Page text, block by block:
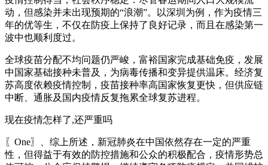
动，但感染并未出现预期的“浪潮”。以深圳为例，作为疫情三
年的优等生，不仅在防疫上保持了良好记录，而且在感染第一
波中也顺利度过。
全球疫苗分配不均问题仍严峻，富裕国家完成基础免疫，发展
中国家基础接种未普及，为病毒传播和变异提供温床。经济复
苏高度依赖疫情控制，疫苗接种率高国家恢复更快，但供应链
中断、通胀及国内疫情反复拖累全球复苏进程。
现在疫情怎样了,还严重吗
〖One〗、综上所述，新冠肺炎在中国依然存在一定的严重
性，但得益于有效的防控措施和公众的积极配合，疫情形势总